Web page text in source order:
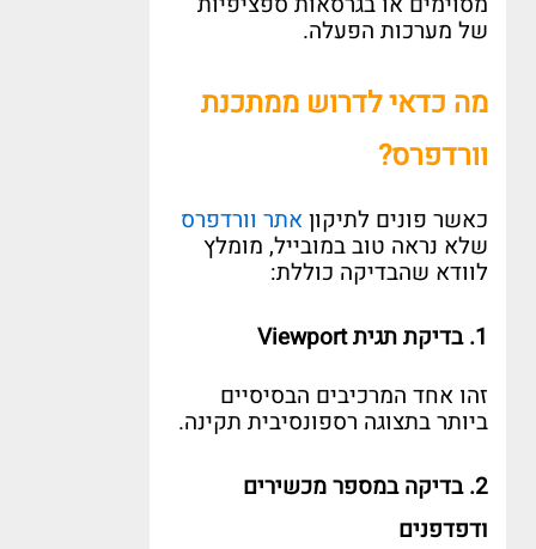
של מערכות הפעלה.
מה כדאי לדרוש ממתכנת
וורדפרס?
כאשר פונים לתיקון אתר וורדפרס
שלא נראה טוב במובייל, מומלץ
לוודא שהבדיקה כוללת:
1. בדיקת תגיתViewport
זהו אחד המרכיבים הבסיסיים
ביותר בתצוגה רספונסיבית תקינה.
2. בדיקה במספר מכשירים
ודפדפנים